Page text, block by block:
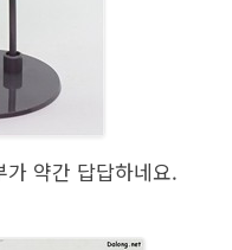
약간 답답하네요.